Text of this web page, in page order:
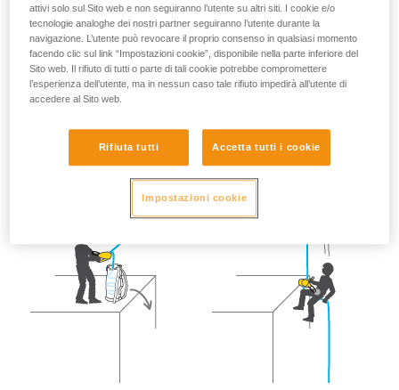
attivi solo sul Sito web e non seguiranno l’utente su altri siti. I cookie e/o
tecnologie analoghe dei nostri partner seguiranno l’utente durante la
navigazione. L’utente può revocare il proprio consenso in qualsiasi momento
facendo clic sul link “Impostazioni cookie”, disponibile nella parte inferiore del
Sito web. Il rifiuto di tutti o parte di tali cookie potrebbe compromettere
l’esperienza dell’utente, ma in nessun caso tale rifiuto impedirà all’utente di
accedere al Sito web.
Rifiuta tutti Accetta tutti i cookie
Impostazioni cookie